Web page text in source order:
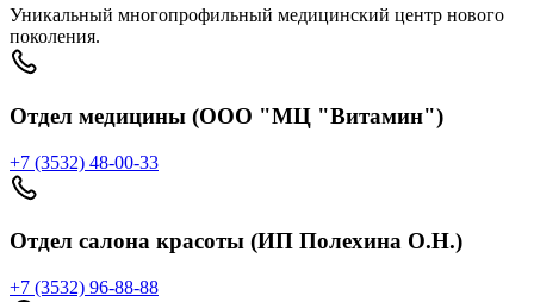
Уникальный многопрофильный медицинский центр нового
поколения.
Отдел медицины (ООО "МЦ "Витамин")
+7 (3532) 48-00-33
Отдел салона красоты (ИП Полехина О.Н.)
+7 (3532) 96-88-88